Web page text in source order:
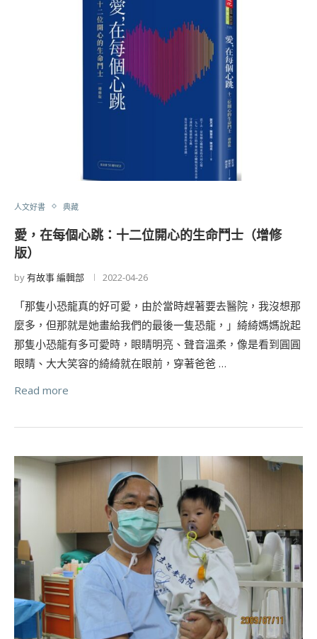
人文好書 典藏
愛，在每個心跳：十二位開心的生命鬥士（增修
版）
by有故事 編輯部 2022-04-26
「那隻小恐龍真的好可愛，由於當時趕著要去醫院，我沒想那
麼多，但那就是她畫給我們的最後一隻恐龍，」綺綺媽媽說起
那隻小恐龍有多可愛時，眼睛明亮、聲音溫柔，像是看到圓圓
眼睛、大大笑容的綺綺就在眼前，穿著爸爸 …
Read more